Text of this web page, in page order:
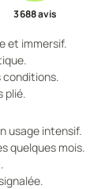
3 688avis
et immersif.
plié.
usage intensif.
quelques mois.